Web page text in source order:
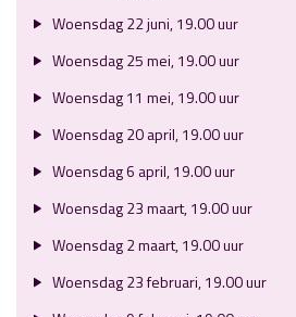
Woensdag 22 juni, 19.00 uur
Woensdag 25 mei, 19.00 uur
Woensdag 11 mei, 19.00 uur
Woensdag 20 april, 19.00 uur
Woensdag 6 april, 19.00 uur
Woensdag 23 maart, 19.00 uur
Woensdag 2 maart, 19.00 uur
Woensdag 23 februari, 19.00 uur